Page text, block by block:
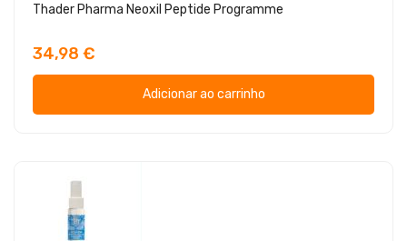
Thader Pharma Neoxil Peptide Programme
34,98 €
Adicionar ao carrinho